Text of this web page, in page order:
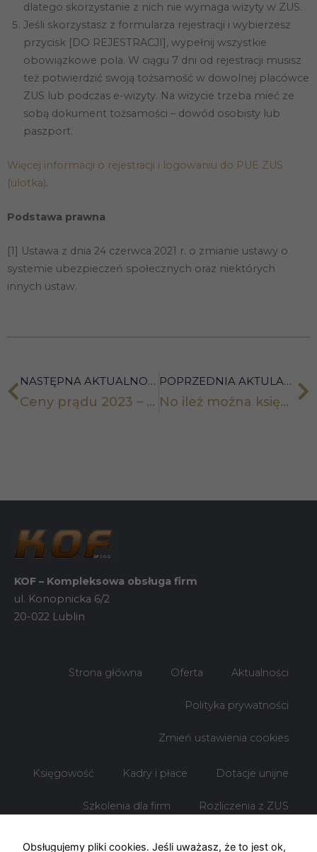
dlatego skorzystanie z nich nie wymaga wizyty w ZUS.
Jeśli skorzystasz z formularza rejestracji i wybierzesz
przycisk [DO REJESTRACJI], wypełnij wszystkie
obowiązkowe pola. W ciągu 7 dni od rejestracji musisz
też potwierdzić swoją tożsamość w dowolnej placówce
ZUS lub podczas e-wizyty. Na wizycie trzeba mieć ze
sobą dokument tożsamości – dowód osobisty lub
paszport.
Więcej informacji o rejestracji i logowaniu do PUE ZUS
(ulotka).
Podstawa prawna
[1] Ustawa z dnia 24 czerwca 2021 r. o zmianie ustawy o
systemie ubezpieczeń społecznych oraz niektórych
innych ustaw.
NASTĘPNA AKTUALNOŚĆ
Ceny prądu 2023 – trzeba złożyć oświadczenie o zamrożenie cen prądu do 30 listopada 2022!
POPRZEDNIA AKTULANOŚĆ
No ileż można księgować 1 fakturę..?
KOF – Kompleksowa obsługa firm
ul. Konopnicka 6/2
20-022 Lublin
Strona główna Oferta Aktualności
Polityka prywatności
Zmień ustawienia cookies
Księgowość Kadry i płace Dotacje unijne
Szkolenia dla firm Rozliczenia z ZUS
Obsługujemy pliki cookies. Jeśli uważasz, że to jest ok,
strona jest
używana.
Doświadczenie
Aby nasza
strona
internetowa
przejścia na nią.
zachowania
szansę na
zobaczenie
spersonalizowanych